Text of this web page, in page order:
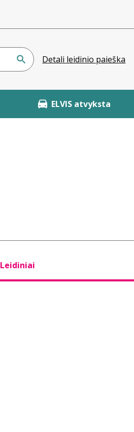
Detali leidinio paieška
ELVIS atvyksta
Leidiniai